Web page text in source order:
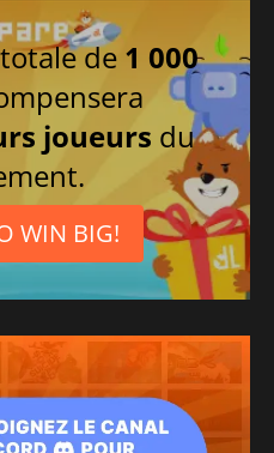
de 1 000
joueurs du
WIN BIG!